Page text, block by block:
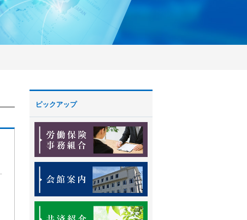
ピックアップ